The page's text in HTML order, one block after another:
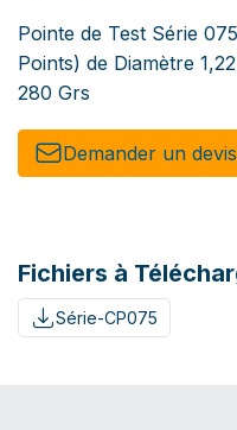
Pointe de Test Série
Points) de Diamètre
280 Grs
Demander un de​​vis​​
Fichiers à
Série-CP075